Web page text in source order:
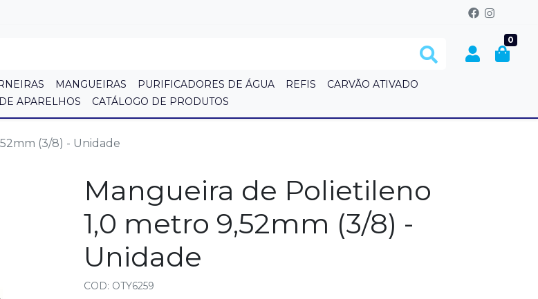
0
MANGUEIRAS PURIFICADORES DE ÁGUA REFIS
CARVÃO ATIVADO
APARELHOS
CATÁLOGO DE PRODUTOS
(3/8) - Unidade
Mangueira de Polietileno
1,0 metro 9,52mm (3/8) -
Unidade
COD: OTY6259